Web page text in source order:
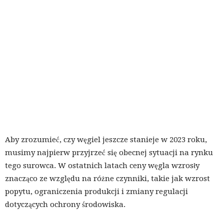
Aby zrozumieć, czy węgiel jeszcze stanieje w 2023 roku,
musimy najpierw przyjrzeć się obecnej sytuacji na rynku
tego surowca. W ostatnich latach ceny węgla wzrosły
znacząco ze względu na różne czynniki, takie jak wzrost
popytu, ograniczenia produkcji i zmiany regulacji
dotyczących ochrony środowiska.